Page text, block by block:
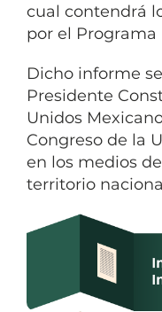
cual contendrá
por el Programa
Dicho informe
Presidente
Unidos
Congreso de la
en los medios
territorio